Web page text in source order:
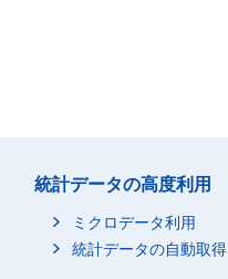
統計データの高度利用
ミクロデータ利用
統計データの自動取得